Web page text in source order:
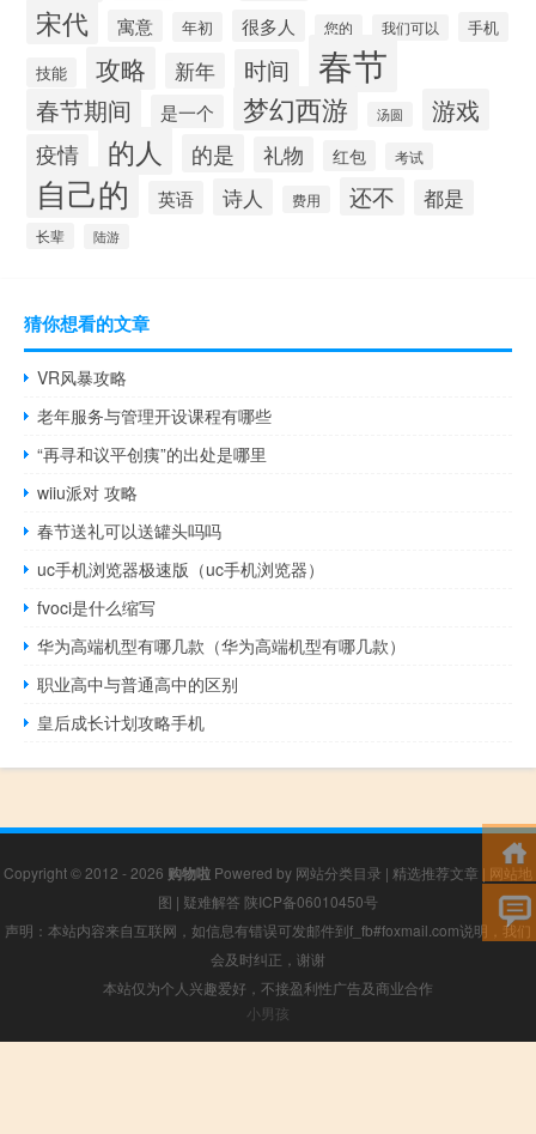
宋代 寓意 年初 很多人 您的 我们可以
手机
技能
攻略 新年 时间 春节
春节期间 是一个 梦幻西游 汤圆 游戏
疫情 的人 的是 礼物 红包 考试
自己的 英语 诗人 费用 还不 都是
长辈 陆游
猜你想看的文章
VR风暴攻略
老年服务与管理开设课程有哪些
“再寻和议平创痍”的出处是哪里
wiiu派对 攻略
春节送礼可以送罐头吗吗
uc手机浏览器极速版（uc手机浏览器）
fvoci是什么缩写
华为高端机型有哪几款（华为高端机型有哪几款）
职业高中与普通高中的区别
皇后成长计划攻略手机
Copyright © 2012 - 2026 购物啦 Powered by 网站分类目录 | 精选推荐文章 | 网站地
图 | 疑难解答 陕ICP备06010450号
声明：本站内容来自互联网，如信息有错误可发邮件到f_fb#foxmail.com说明，我们
会及时纠正，谢谢
本站仅为个人兴趣爱好，不接盈利性广告及商业合作
小男孩